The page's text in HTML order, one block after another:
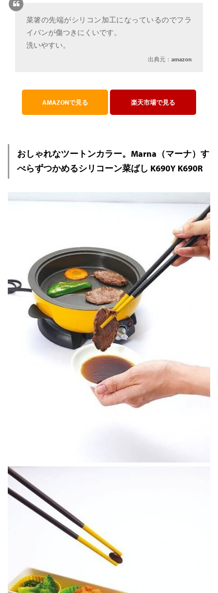
菜箸の先端がシリコン加工になっているのでフラ
イパンが傷つきにくいです。
洗いやすい。
出典元：amazon
AMAZONで見る 楽天市場で見る
おしゃれなツートンカラー。Marna（マーナ）す
べらずつかめるシリコーン菜ばし K690Y K690R